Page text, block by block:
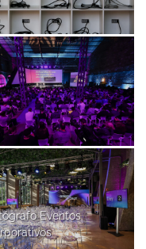
Eventos